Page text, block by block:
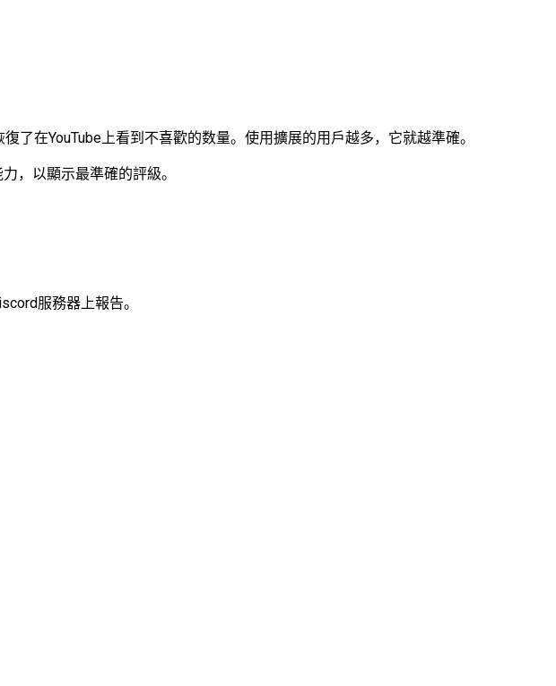
了在YouTube上看到不喜歡的数量。使用擴展的用戶越多，它就越準確。
，以顯示最準確的評級。
服務器上報告。